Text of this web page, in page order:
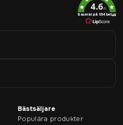
4.6/5
Baserat på 954 betyg
Bästsäljare
Populära produkter